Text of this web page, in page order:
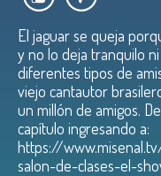
El jaguar se queja
y no lo deja tranquilo
diferentes tipos de
viejo cantautor
un millón de amigos.
capítulo ingresando a:
https://
salon-de-clases-el-